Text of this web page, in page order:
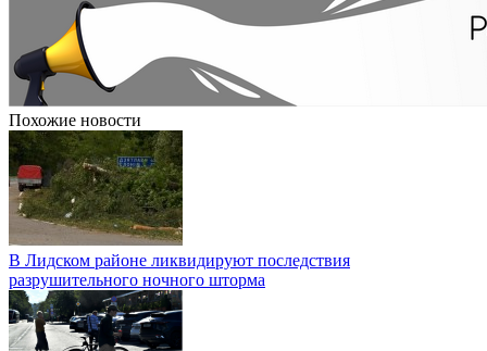
Похожие новости
В Лидском районе ликвидируют последствия
разрушительного ночного шторма